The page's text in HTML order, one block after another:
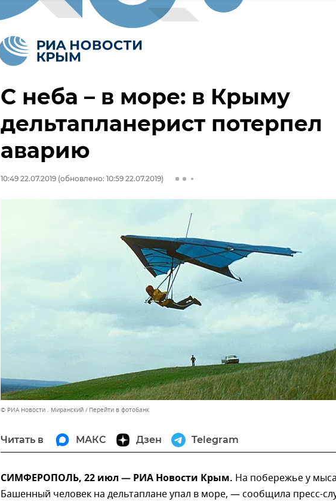
С неба – в море: в Крыму
дельтапланерист потерпел
аварию
10:49 22.07.2019 (обновлено: 10:59 22.07.2019)
© РИА Новости . Миранский Перейти в фотобанк
Читать в МАКС Дзен Telegram
СИМФЕРОПОЛЬ, 22 июл — РИА Новости Крым. На побережье у
Башенный человек на дельтаплане упал в море, — сообщила пресс-